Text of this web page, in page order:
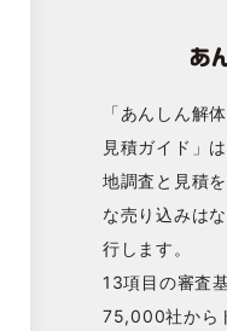
「あんしん解
見積ガイド」
地調査と見積
な売り込みは
行します。
13項目の審査
75,000社から